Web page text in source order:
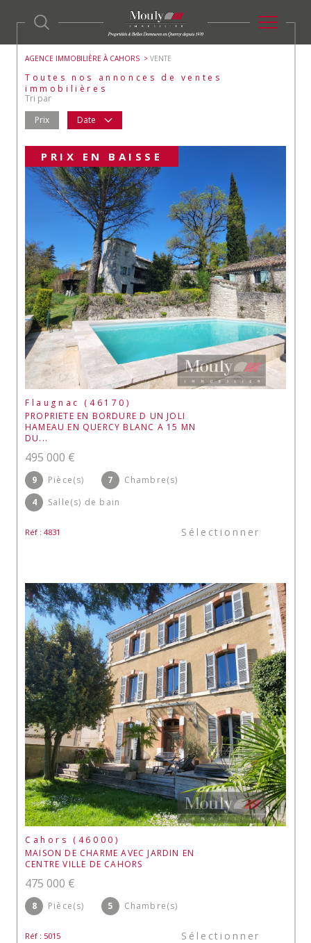
AGENCE IMMOBILIÈRE À CAHORS VENTE
Toutes nos annonces de ventes
immobilières
Tri par
Prix
Date
PRIX EN BAISSE
Flaugnac (46170)
PROPRIETE EN BORDURE D UN JOLI
HAMEAU EN QUERCY BLANC A 15 MN
DU...
495 000 €
9 Pièce(s) 7
Chambre(s)
4
Salle(s) de bain
Réf : 4831 Sélectionner
Cahors (46000)
MAISON DE CHARME AVEC JARDIN EN
CENTRE VILLE DE CAHORS
475 000 €
8 Pièce(s) 5 Chambre(s)
Réf : 5015 Sélectionner